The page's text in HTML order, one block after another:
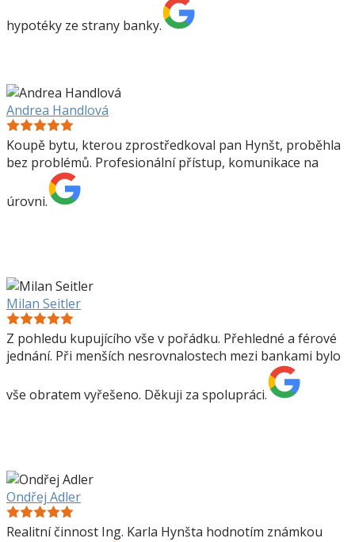
hypotéky ze strany banky.
Andrea Handlová
Koupě bytu, kterou zprostředkoval pan Hynšt, proběhla
bez problémů. Profesionální přístup, komunikace na
úrovni.
Milan Seitler
Z pohledu kupujícího vše v pořádku. Přehledné a férové
jednání. Při menších nesrovnalostech mezi bankami bylo
vše obratem vyřešeno. Děkuji za spolupráci.
Ondřej Adler
Realitní činnost Ing. Karla Hynšta hodnotím známkou